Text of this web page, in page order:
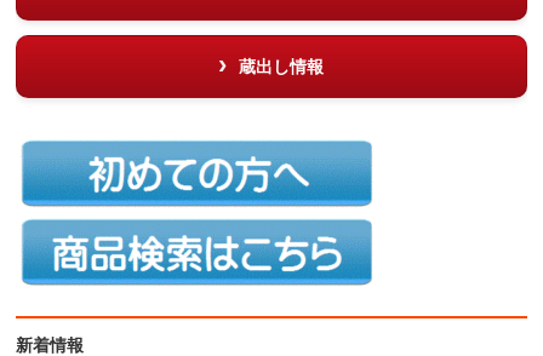
蔵出し情報
新着情報